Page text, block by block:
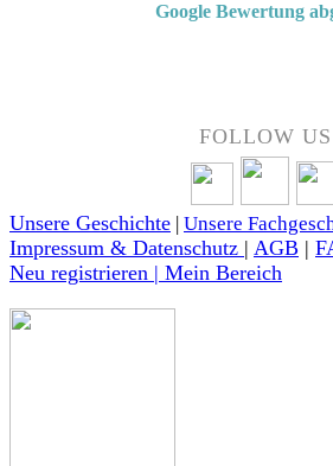
Google Bewertung
FOLLOW US
Unsere Geschichte Unsere
Impressum & Datenschutz | AGB |
Neu registrieren | Mein Bereich